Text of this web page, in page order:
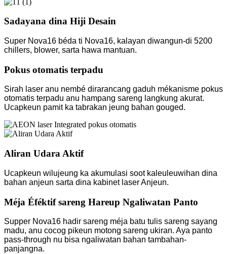
Sadayana dina Hiji Desain
Super Nova16 béda ti Nova16, kalayan diwangun-di 5200
chillers, blower, sarta hawa mantuan.
Pokus otomatis terpadu
Sirah laser anu nembé dirarancang gaduh mékanisme pokus
otomatis terpadu anu hampang sareng langkung akurat.
Ucapkeun pamit ka tabrakan jeung bahan gouged.
Aliran Udara Aktif
Ucapkeun wilujeung ka akumulasi soot kaleuleuwihan dina
bahan anjeun sarta dina kabinet laser Anjeun.
Méja Éféktif sareng Hareup Ngaliwatan Panto
Supper Nova16 hadir sareng méja batu tulis sareng sayang
madu, anu cocog pikeun motong sareng ukiran. Aya panto
pass-through nu bisa ngaliwatan bahan tambahan-
panjangna.